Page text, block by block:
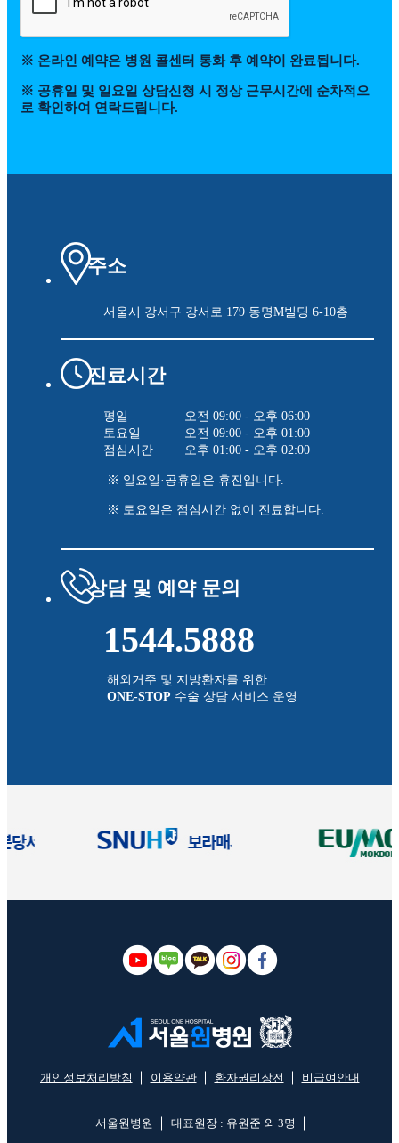
※ 온라인 예약은 병원 콜센터 통화 후 예약이 완료됩니다.
※ 공휴일 및 일요일 상담신청 시 정상 근무시간에 순차적으
로 확인하여 연락드립니다.
주소
서울시 강서구 강서로 179 동명M빌딩 6-10층
진료시간
평일
오전 09:00 - 오후 06:00
토요일
오전 09:00 - 오후 01:00
점심시간
오후 01:00 - 오후 02:00
※ 일요일·공휴일은 휴진입니다.
※ 토요일은 점심시간 없이 진료합니다.
상담 및 예약 문의
1544.5888
해외거주 및 지방환자를 위한
ONE-STOP 수술 상담 서비스 운영
개인정보처리방침 이용약관 환자권리장전 비급여안내
서울원병원 대표원장 : 유원준 외 3명